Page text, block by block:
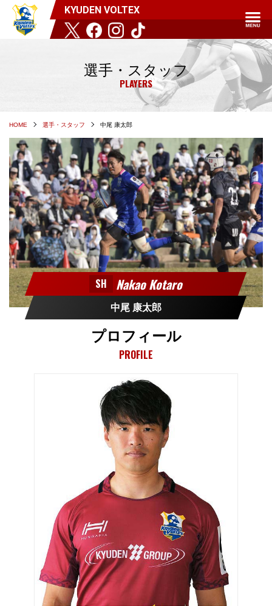
KYUDEN VOLTEX
選手・スタッフ
PLAYERS
HOME 選手・スタッフ 中尾 康太郎
SH Nakao Kotaro
中尾 康太郎
プロフィール
PROFILE